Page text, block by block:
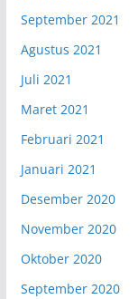
September 2021
Agustus 2021
Juli 2021
Maret 2021
Februari 2021
Januari 2021
Desember 2020
November 2020
Oktober 2020
September 2020